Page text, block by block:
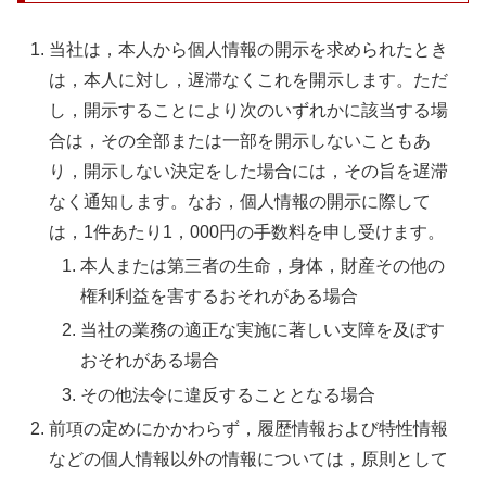
当社は，本人から個人情報の開示を求められたとき
は，本人に対し，遅滞なくこれを開示します。ただ
し，開示することにより次のいずれかに該当する場
合は，その全部または一部を開示しないこともあ
り，開示しない決定をした場合には，その旨を遅滞
なく通知します。なお，個人情報の開示に際して
は，1件あたり1，000円の手数料を申し受けます。
本人または第三者の生命，身体，財産その他の
権利利益を害するおそれがある場合
当社の業務の適正な実施に著しい支障を及ぼす
おそれがある場合
その他法令に違反することとなる場合
前項の定めにかかわらず，履歴情報および特性情報
などの個人情報以外の情報については，原則として